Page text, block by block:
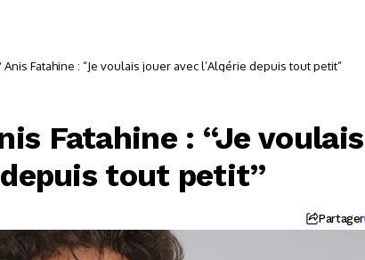
Fatahine : “Je voulais jouer avec l’Algérie depuis tout petit”
Fatahine : “Je voulais
depuis tout petit”
Partager